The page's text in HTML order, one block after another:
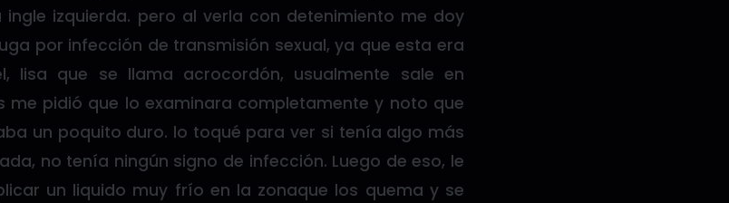
izquierda. pero al verla con detenimiento me doy
por infección de transmisión sexual, ya que esta era
lisa que se llama acrocordón, usualmente sale en
me pidió que lo examinara completamente y noto que
un poquito duro. lo toqué para ver si tenía algo más
no tenía ningún signo de infección. Luego de eso, le
un liquido muy frío en la zonaque los quema y se